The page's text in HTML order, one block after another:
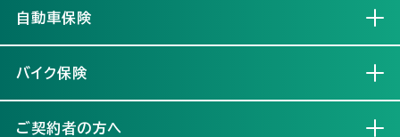
自動車保険
バイク保険
ご契約者の方へ